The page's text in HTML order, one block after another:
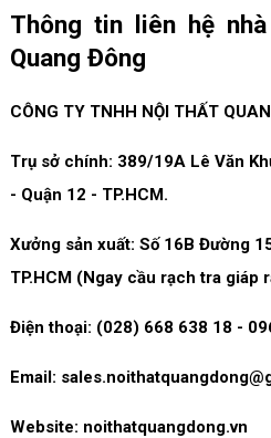
Thông tin liên hệ
Quang Đông
CÔNG TY TNHH NỘI THẤT
Trụ sở chính: 389/19A Lê Văn
- Quận 12 - TP.HCM.
Xưởng sản xuất: Số 16B Đường
TP.HCM (Ngay cầu rạch tra giáp
Điện thoại: (028) 668 638 18 -
Email:
Website: noithatquangdong.vn